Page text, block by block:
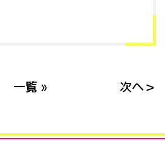
一覧 » 次へ＞